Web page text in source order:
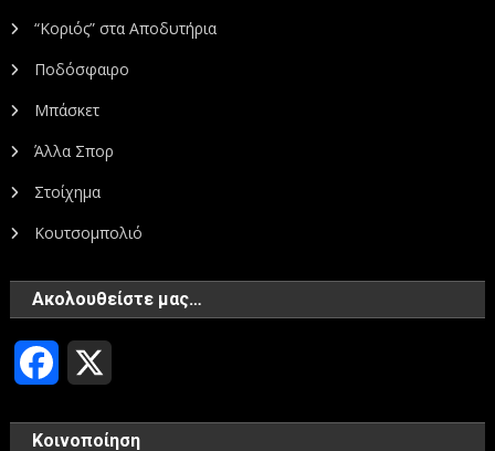
“Κοριός” στα Αποδυτήρια
Ποδόσφαιρο
Μπάσκετ
Άλλα Σπορ
Στοίχημα
Κουτσομπολιό
Ακολουθείστε μας…
Facebook
Κοινοποίηση